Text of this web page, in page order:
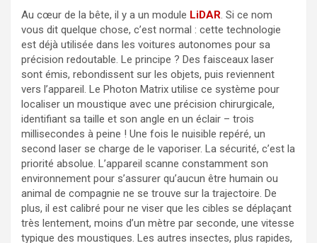
Au cœur de la bête, il y a un module LiDAR. Si ce nom
vous dit quelque chose, c’est normal : cette technologie
est déjà utilisée dans les voitures autonomes pour sa
précision redoutable. Le principe ? Des faisceaux laser
sont émis, rebondissent sur les objets, puis reviennent
vers l’appareil. Le Photon Matrix utilise ce système pour
localiser un moustique avec une précision chirurgicale,
identifiant sa taille et son angle en un éclair – trois
millisecondes à peine ! Une fois le nuisible repéré, un
second laser se charge de le vaporiser. La sécurité, c’est la
priorité absolue. L’appareil scanne constamment son
environnement pour s’assurer qu’aucun être humain ou
animal de compagnie ne se trouve sur la trajectoire. De
plus, il est calibré pour ne viser que les cibles se déplaçant
très lentement, moins d’un mètre par seconde, une vitesse
typique des moustiques. Les autres insectes, plus rapides,